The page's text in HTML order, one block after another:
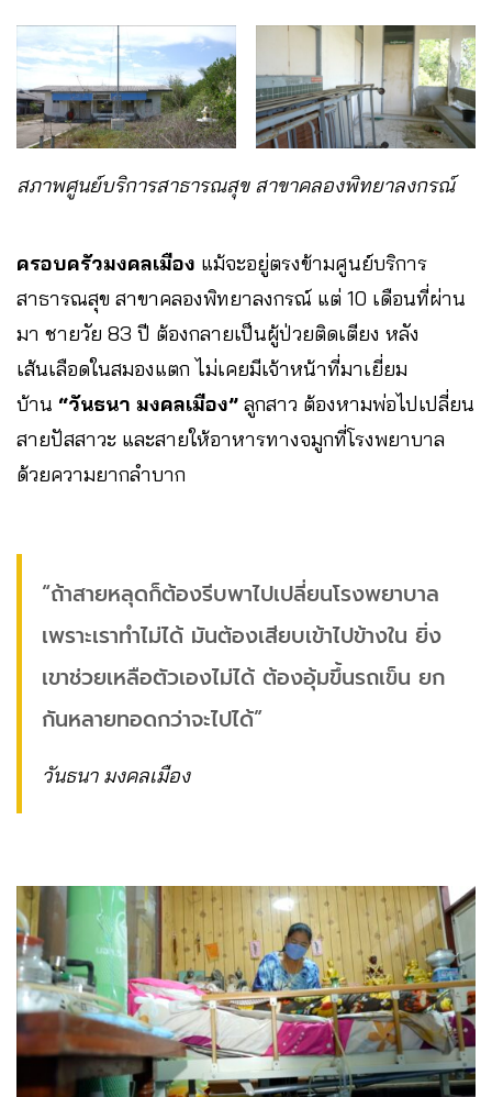
สภาพศูนย์บริการสาธารณสุข สาขาคลองพิทยาลงกรณ์
ครอบครัวมงคลเมือง แม้จะอยู่ตรงข้ามศูนย์บริการ
สาธารณสุข​ สาขาคลองพิทยาลงกรณ์ แต่ 10 เดือนที่ผ่าน
มา ชายวัย 83 ปี ต้องกลายเป็นผู้ป่วยติดเตียง หลัง
เส้นเลือดในสมองแตก ไม่เคยมีเจ้าหน้าที่มาเยี่ยม
บ้าน “วันธนา​ มงคลเมือง” ​ ลูกสาว​ ​ต้องหามพ่อไปเปลี่ยน
สายปัสสาวะ​ และสายให้อาหารทางจมูกที่โรงพยาบาล​
ด้วยความยากลำบาก
“ถ้าสายหลุดก็ต้องรีบพาไปเปลี่ยนโรงพยาบาล
เพราะเราทำไม่ได้ มันต้องเสียบเข้าไปข้างใน ยิ่ง
เขาช่วยเหลือตัวเองไม่ได้ ต้องอุ้มขึ้นรถเข็น ยก
กันหลายทอดกว่าจะไปได้”
วันธนา​ มงคลเมือง